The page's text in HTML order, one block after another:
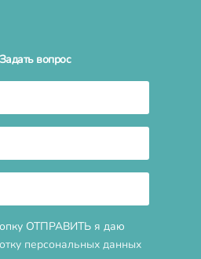
вопрос
ОТПРАВИТЬ я даю
персональных данных